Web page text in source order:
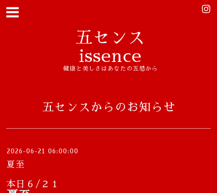
五センス
issence
健康と美しさはあなたの五感から
五センスからのお知らせ
2026-06-21 06:00:00
夏至
本日６/２１